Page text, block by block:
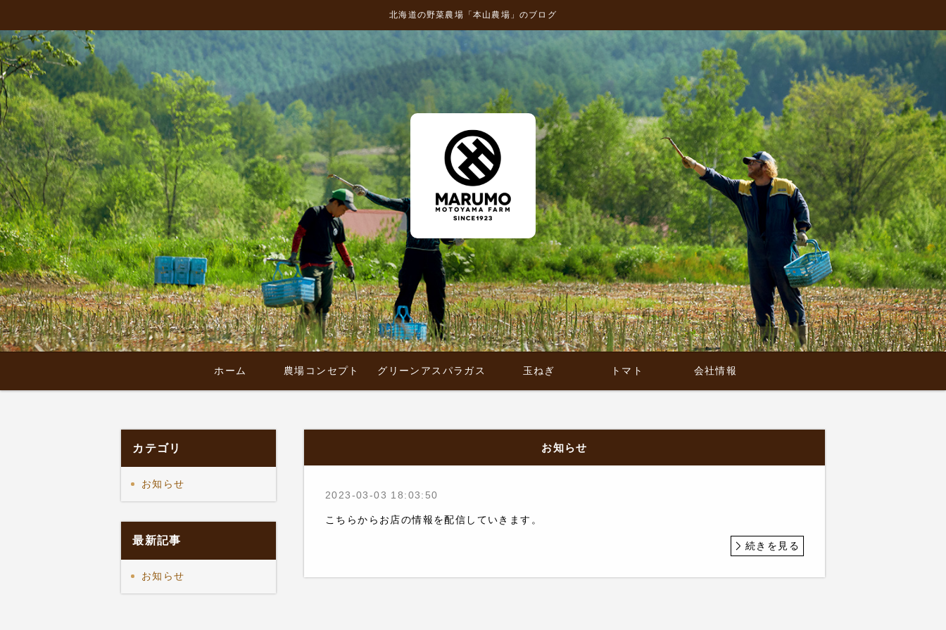
北海道の野菜農場「本山農場」のブログ
ホーム 農場コンセプト グリーンアスパラガス 玉ねぎ トマト 会社情報
カテゴリ
お知らせ
最新記事
お知らせ
お知らせ
2023-03-03 18:03:50
こちらからお店の情報を配信していきます。
続きを見る